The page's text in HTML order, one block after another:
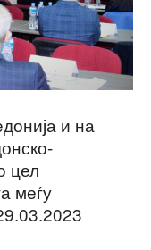
и на
цел
меѓу